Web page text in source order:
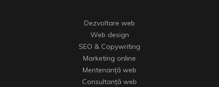
Dezvoltare web
Web design
SEO & Copywriting
Marketing online
Mentenanță web
Consultanță web